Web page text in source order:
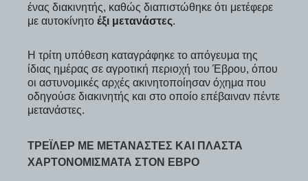
ένας διακινητής, καθώς διαπιστώθηκε ότι μετέφερε
με αυτοκίνητο έξι μετανάστες.
Η τρίτη υπόθεση καταγράφηκε το απόγευμα της
ίδιας ημέρας σε αγροτική περιοχή του Έβρου, όπου
οι αστυνομικές αρχές ακινητοποίησαν όχημα που
οδηγούσε διακινητής και στο οποίο επέβαιναν πέντε
μετανάστες.
ΤΡΈΙΛΕΡ ΜΕ ΜΕΤΑΝΆΣΤΕΣ ΚΑΙ ΠΛΑΣΤΆ
ΧΑΡΤΟΝΟΜΊΣΜΑΤΑ ΣΤΟΝ ΈΒΡΟ